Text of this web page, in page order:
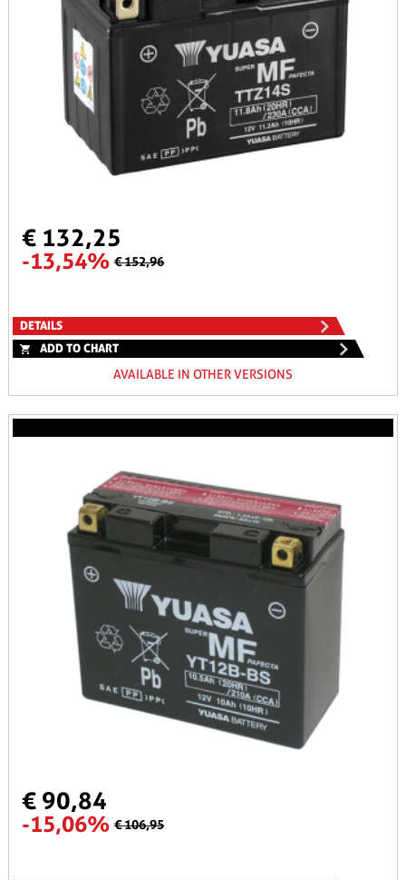
€ 132,25
-13,54% € 152,96
DETAILS
ADD TO CHART
AVAILABLE IN OTHER VERSIONS
€ 90,84
-15,06% € 106,95